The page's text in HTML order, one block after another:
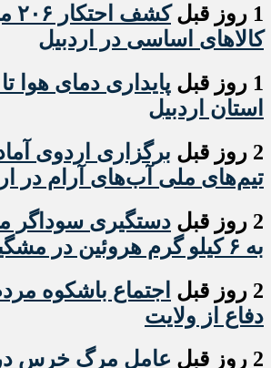
1 روز قبل
کالاهای اساسی در اردبیل
1 روز قبل
پایداری دمای هوا
استان اردبیل
2 روز قبل
برگزاری اردوی
تیم‌های ملی آب‌های آرام در
2 روز قبل
دستگیری سوداگر
به ۶ کیلو گرم هروئین در مشگین شهر
2 روز قبل
اجتماع باشکوه
دفاع از ولایت
2 روز قبل
عامل مرگ خرس